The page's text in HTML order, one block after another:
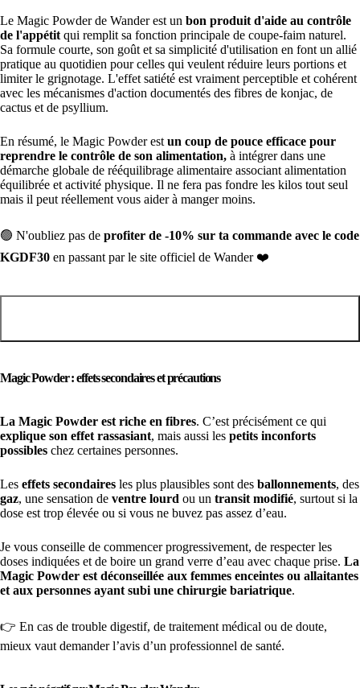
Le Magic Powder de Wander est un bon produit d'aide au contrôle
de l'appétit qui remplit sa fonction principale de coupe-faim naturel.
Sa formule courte, son goût et sa simplicité d'utilisation en font un allié
pratique au quotidien pour celles qui veulent réduire leurs portions et
limiter le grignotage. L'effet satiété est vraiment perceptible et cohérent
avec les mécanismes d'action documentés des fibres de konjac, de
cactus et de psyllium.
En résumé, le Magic Powder est un coup de pouce efficace pour
reprendre le contrôle de son alimentation, à intégrer dans une
démarche globale de rééquilibrage alimentaire associant alimentation
équilibrée et activité physique. Il ne fera pas fondre les kilos tout seul
mais il peut réellement vous aider à manger moins.
🟢 N'oubliez pas de profiter de -10% sur ta commande avec le code
KGDF30 en passant par le site officiel de Wander ❤️
Magic Powder : effets secondaires et précautions
La Magic Powder est riche en fibres. C’est précisément ce qui
explique son effet rassasiant, mais aussi les petits inconforts
possibles chez certaines personnes.
Les effets secondaires les plus plausibles sont des ballonnements, des
gaz, une sensation de ventre lourd ou un transit modifié, surtout si la
dose est trop élevée ou si vous ne buvez pas assez d’eau.
Je vous conseille de commencer progressivement, de respecter les
doses indiquées et de boire un grand verre d’eau avec chaque prise. La
Magic Powder est déconseillée aux femmes enceintes ou allaitantes
et aux personnes ayant subi une chirurgie bariatrique.
👉 En cas de trouble digestif, de traitement médical ou de doute,
mieux vaut demander l’avis d’un professionnel de santé.